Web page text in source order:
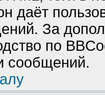
даёт
За
по
сообщений.